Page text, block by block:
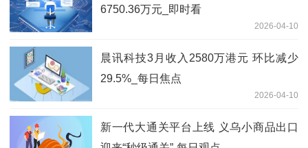
6750.36万元_即时看
2026-04-10
晨讯科技3月收入2580万港元 环比减少
29.5%_每日焦点
2026-04-10
新一代大通关平台上线 义乌小商品出口